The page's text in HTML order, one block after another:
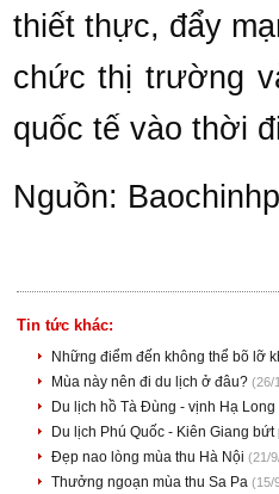
thiết thực, đẩy
chức thị trường
quốc tế vào thời
Nguồn:
Tin tức khác:
Những điểm đến không thể bõ lỡ
Mùa này nên đi du lịch ở đâu? (26/
Du lịch hồ Tà Đùng - vịnh Hạ
Du lịch Phú Quốc - Kiên Giang
Đẹp nao lòng mùa thu Hà Nội (21/
Thưởng ngoạn mùa thu Sa Pa (15/